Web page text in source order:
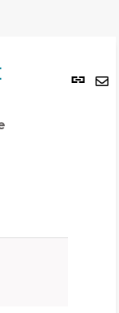
Lien